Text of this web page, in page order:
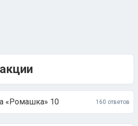
«Ромашка» 10 160 ответов